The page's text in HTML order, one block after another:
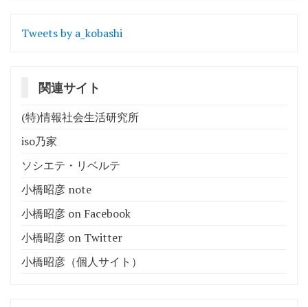
Tweets by a_kobashi
関連サイト
(特)情報社会生活研究所
iso乃家
ソシエテ・リベルテ
小橋昭彦 note
小橋昭彦 on Facebook
小橋昭彦 on Twitter
小橋昭彦（個人サイト）